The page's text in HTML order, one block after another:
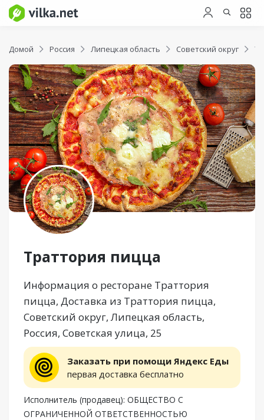
Домой Россия Липецкая область Советский округ
Траттория пицца
Информация о ресторане Траттория
пицца, Доставка из Траттория пицца,
Советский округ, Липецкая область,
Россия, Советская улица, 25
Заказать при помощи Яндекс Еды
первая доставка бесплатно
Исполнитель (продавец): ОБЩЕСТВО С
ОГРАНИЧЕННОЙ ОТВЕТСТВЕННОСТЬЮ